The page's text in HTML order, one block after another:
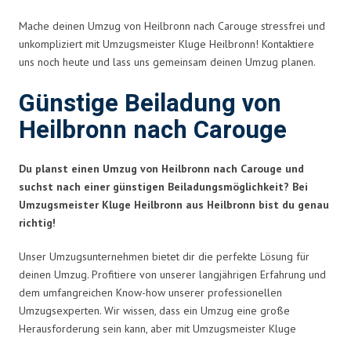
Mache deinen Umzug von Heilbronn nach Carouge stressfrei und
unkompliziert mit Umzugsmeister Kluge Heilbronn! Kontaktiere
uns noch heute und lass uns gemeinsam deinen Umzug planen.
Günstige Beiladung von
Heilbronn nach Carouge
Du planst einen Umzug von Heilbronn nach Carouge und
suchst nach einer günstigen Beiladungsmöglichkeit? Bei
Umzugsmeister Kluge Heilbronn aus Heilbronn bist du genau
richtig!
Unser Umzugsunternehmen bietet dir die perfekte Lösung für
deinen Umzug. Profitiere von unserer langjährigen Erfahrung und
dem umfangreichen Know-how unserer professionellen
Umzugsexperten. Wir wissen, dass ein Umzug eine große
Herausforderung sein kann, aber mit Umzugsmeister Kluge